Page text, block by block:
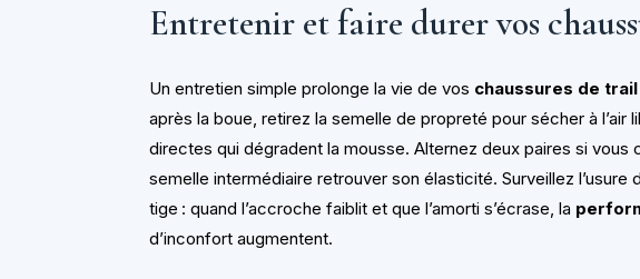
Entretenir et faire durer vos
Un entretien simple prolonge la vie de vos chaussures de
après la boue, retirez la semelle de propreté pour sécher à
directes qui dégradent la mousse. Alternez deux paires si vous
semelle intermédiaire retrouver son élasticité. Surveillez
tige : quand l’accroche faiblit et que l’amorti s’écrase, la
d’inconfort augmentent.